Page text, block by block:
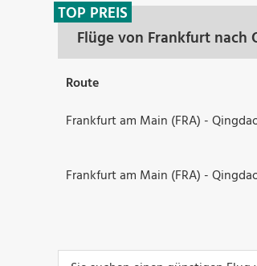
Flüge von Frankfurt nach
TOP PREIS
Route
Frankfurt am Main (FRA) -
Frankfurt am Main (FRA) -